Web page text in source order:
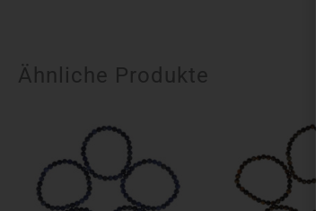
Ähnliche Produkte